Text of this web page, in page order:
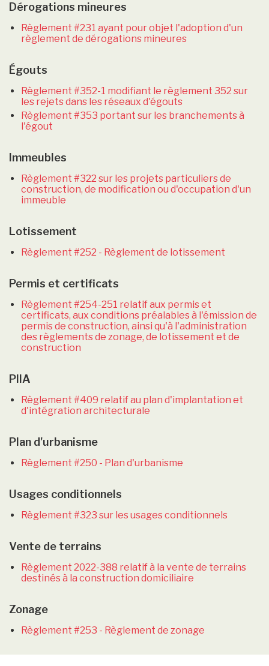
Dérogations mineures
Règlement #231 ayant pour objet l'adoption d'un
règlement de dérogations mineures
Égouts
Règlement #352-1 modifiant le règlement 352 sur
les rejets dans les réseaux d'égouts
Règlement #353 portant sur les branchements à
l'égout
Immeubles
Règlement #322 sur les projets particuliers de
construction, de modification ou d'occupation d'un
immeuble
Lotissement
Règlement #252 - Règlement de lotissement
Permis et certificats
Règlement #254-251 relatif aux permis et
certificats, aux conditions préalables à l'émission de
permis de construction, ainsi qu'à l'administration
des règlements de zonage, de lotissement et de
construction
PIIA
Règlement #409 relatif au plan d'implantation et
d'intégration architecturale
Plan d'urbanisme
Règlement #250 - Plan d'urbanisme
Usages conditionnels
Règlement #323 sur les usages conditionnels
Vente de terrains
Règlement 2022-388 relatif à la vente de terrains
destinés à la construction domiciliaire
Zonage
Règlement #253 - Règlement de zonage